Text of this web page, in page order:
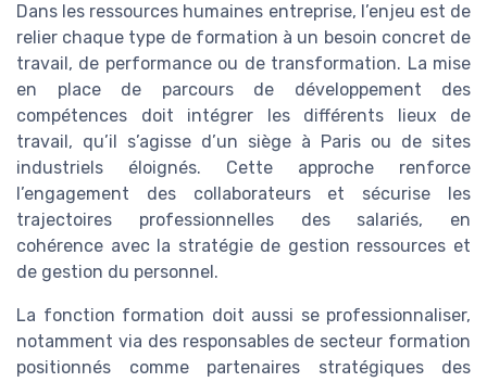
Dans les ressources humaines entreprise, l’enjeu est de
relier chaque type de formation à un besoin concret de
travail, de performance ou de transformation. La mise
en place de parcours de développement des
compétences doit intégrer les différents lieux de
travail, qu’il s’agisse d’un siège à Paris ou de sites
industriels éloignés. Cette approche renforce
l’engagement des collaborateurs et sécurise les
trajectoires professionnelles des salariés, en
cohérence avec la stratégie de gestion ressources et
de gestion du personnel.
La fonction formation doit aussi se professionnaliser,
notamment via des responsables de secteur formation
positionnés comme partenaires stratégiques des